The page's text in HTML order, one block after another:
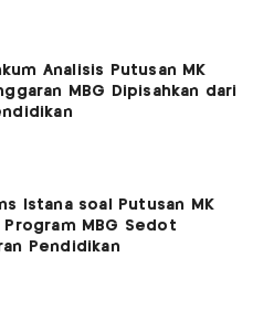
Analisis Putusan MK
MBG Dipisahkan dari
Istana soal Putusan MK
Program MBG Sedot
Pendidikan